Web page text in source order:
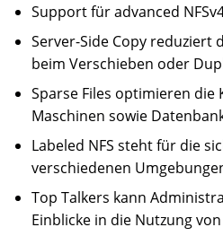
Support für advanced
Server-Side Copy reduziert
beim Verschieben oder
Sparse Files optimieren
Maschinen sowie
Labeled NFS steht für die
verschiedenen
Top Talkers kann
Einblicke in die Nutzung